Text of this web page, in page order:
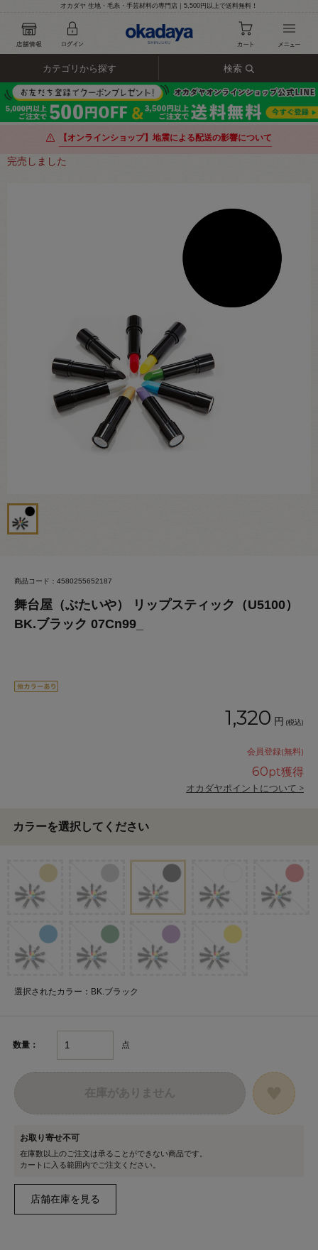
オカダヤ 生地・毛糸・手芸材料の専門店｜5,500円以上で送料無料！
カテゴリから探す 検索
【オンラインショップ】地震による配送の影響について
完売しました
商品コード：4580255652187
舞台屋（ぶたいや） リップスティック（U5100）
BK.ブラック 07Cn99_
1,320 円 (税込)
会員登録(無料)
60pt獲得
オカダヤポイントについて >
カラーを選択してください
選択されたカラー：BK.ブラック
数量： 点
お取り寄せ不可
在庫数以上のご注文は承ることができない商品です。
カートに入る範囲内でご注文ください。